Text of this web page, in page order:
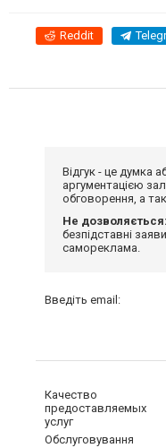
Reddit
Відгук - це думка
аргументацією
обговорення, а
Не дозволяється:
безпідставні
самореклама.
Введіть email:
Качество
предоставляемых
услуг
Обслуговування